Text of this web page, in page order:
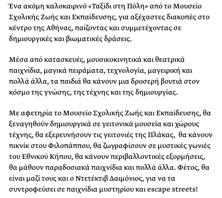
Ένα ακόμη καλοκαιρινό «Ταξίδι στη Πόλη» από το Μουσείο
Σχολικής Ζωής και Εκπαίδευσης, για αξέχαστες διακοπές στο
κέντρο της Αθήνας, παίζοντας και συμμετέχοντας σε
δημιουργικές και βιωματικές δράσεις.
Μέσα από κατασκευές, μουσικοκινητικά και θεατρικά
παιχνίδια, μαγικά πειράματα, τεχνολογία, μαγειρική και
πολλά άλλα, τα παιδιά θα κάνουν μια δροσερή βουτιά στον
κόσμο της γνώσης, της τέχνης και της δημιουργίας.
Με αφετηρία το Μουσείο Σχολικής Ζωής και Εκπαίδευσης, θα
ξεναγηθούν δημιουργικά σε γειτονικά μουσεία και χώρους
τέχνης, θα εξερευνήσουν τις γειτονιές της Πλάκας, θα κάνουν
πικνίκ στου Φιλοπάππου, θα ζωγραφίσουν σε μυστικές γωνιές
του Εθνικού Κήπου, θα κάνουν περιβαλλοντικές εξορμήσεις,
θα μάθουν παραδοσιακά παιχνίδια και πολλά άλλα. Φέτος, θα
είναι μαζί τους και ο Ντετέκτιβ Δαιμόνιος, για να τα
συντροφεύσει σε παιχνίδια μυστηρίου και escape streets!